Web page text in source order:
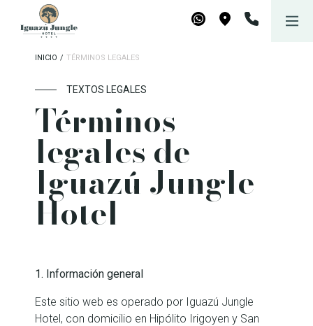
Iguazú Jungle Lodge
WhatsApp
Maps
INICIO / TÉRMINOS LEGALES
TEXTOS LEGALES
Términos
legales de
Iguazú Jungle
Hotel
1. Información general
Este sitio web es operado por Iguazú Jungle
Hotel, con domicilio en Hipólito Irigoyen y San